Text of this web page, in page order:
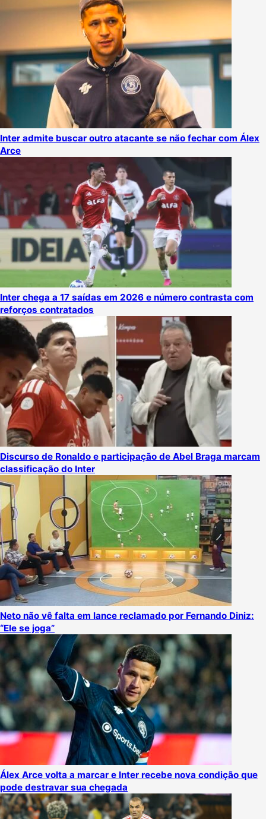
Inter admite buscar outro atacante se não fechar com Álex
Arce
Inter chega a 17 saídas em 2026 e número contrasta com
reforços contratados
Discurso de Ronaldo e participação de Abel Braga marcam
classificação do Inter
Neto não vê falta em lance reclamado por Fernando Diniz:
“Ele se joga”
Álex Arce volta a marcar e Inter recebe nova condição que
pode destravar sua chegada